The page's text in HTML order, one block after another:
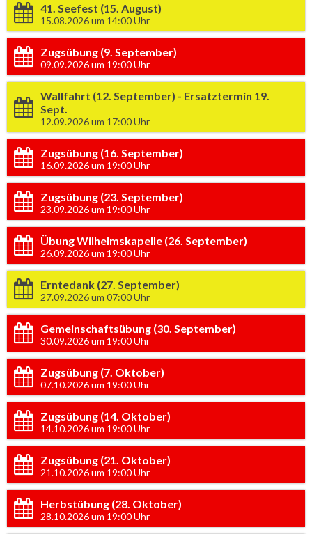
41. Seefest (15. August)
15.08.2026 um 14:00 Uhr
Zugsübung (9. September)
09.09.2026 um 19:00 Uhr
Wallfahrt (12. September) - Ersatztermin 19.
Sept.
12.09.2026 um 17:00 Uhr
Zugsübung (16. September)
16.09.2026 um 19:00 Uhr
Zugsübung (23. September)
23.09.2026 um 19:00 Uhr
Übung Wilhelmskapelle (26. September)
26.09.2026 um 19:00 Uhr
Erntedank (27. September)
27.09.2026 um 07:00 Uhr
Gemeinschaftsübung (30. September)
30.09.2026 um 19:00 Uhr
Zugsübung (7. Oktober)
07.10.2026 um 19:00 Uhr
Zugsübung (14. Oktober)
14.10.2026 um 19:00 Uhr
Zugsübung (21. Oktober)
21.10.2026 um 19:00 Uhr
Herbstübung (28. Oktober)
28.10.2026 um 19:00 Uhr